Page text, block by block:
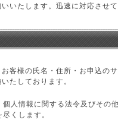
いたします。迅速に対応させて
客様の氏名・住所・お申込の
たしております。
人情報に関する法令及びその
くします。